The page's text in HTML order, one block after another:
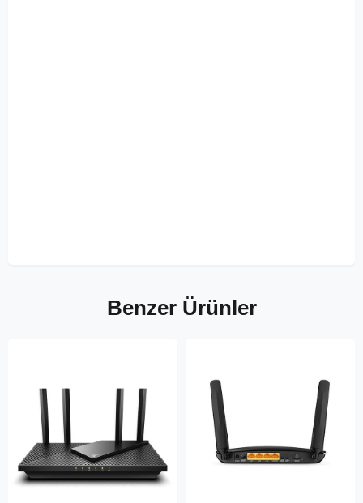
Benzer Ürünler